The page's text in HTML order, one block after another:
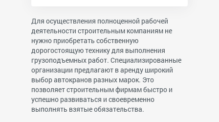
Для осуществления полноценной рабочей
деятельности строительным компаниям не
нужно приобретать собственную
дорогостоящую технику для выполнения
грузоподъемных работ. Специализированные
организации предлагают в аренду широкий
выбор автокранов разных марок. Это
позволяет строительным фирмам быстро и
успешно развиваться и своевременно
выполнять взятые обязательства.